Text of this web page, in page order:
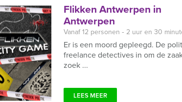
Flikken Antwerpen in
Antwerpen
Vanaf 12 personen ‐ 2 uur en 30
Er is een moord gepleegd. De
freelance detectives in om de
zoek ...
LEES MEER